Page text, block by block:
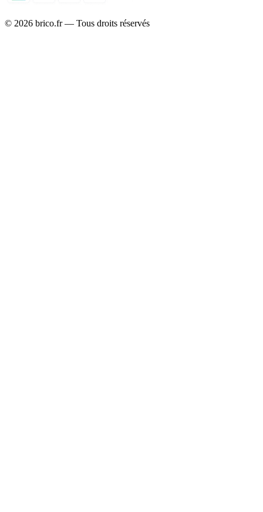
© 2026 brico.fr — Tous droits réservés